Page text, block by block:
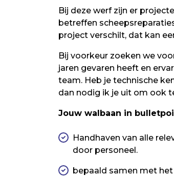
Bij deze werf zijn er
betreffen
project verschilt, dat kan
Bij voorkeur zoeken we
jaren gevaren heeft en
team. Heb je technische
dan nodig ik je uit om ook
Jouw walbaan in
Handhaven van alle
door personeel.
bepaald samen met